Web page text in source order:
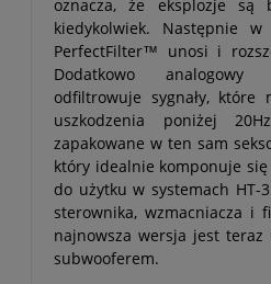
oznacza, że eksplozje są
kiedykolwiek. Następnie
PerfectFilter™ unosi i
Dodatkowo
odfiltrowuje sygnały, które
uszkodzenia poniżej
zapakowane w ten sam
który idealnie komponuje
do użytku w systemach HT-
sterownika, wzmacniacza i
najnowsza wersja jest teraz
subwooferem.